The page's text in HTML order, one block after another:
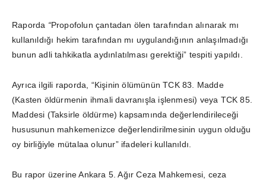
Raporda “Propofolun çantadan ölen tarafından alınarak mı
kullanıldığı hekim tarafından mı uygulandığının anlaşılmadığı
bunun adli tahkikatla aydınlatılması gerektiği” tespiti yapıldı.
Ayrıca ilgili raporda, “Kişinin ölümünün TCK 83. Madde
(Kasten öldürmenin ihmali davranışla işlenmesi) veya TCK 85.
Maddesi (Taksirle öldürme) kapsamında değerlendirileceği
hususunun mahkemenizce değerlendirilmesinin uygun olduğu
oy birliğiyle mütalaa olunur” ifadeleri kullanıldı.
Bu rapor üzerine Ankara 5. Ağır Ceza Mahkemesi, ceza